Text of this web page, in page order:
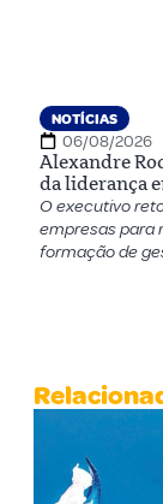
NOTÍCIAS
06/08/2026
Alexandre
da liderança
O executivo
empresas para
formação de